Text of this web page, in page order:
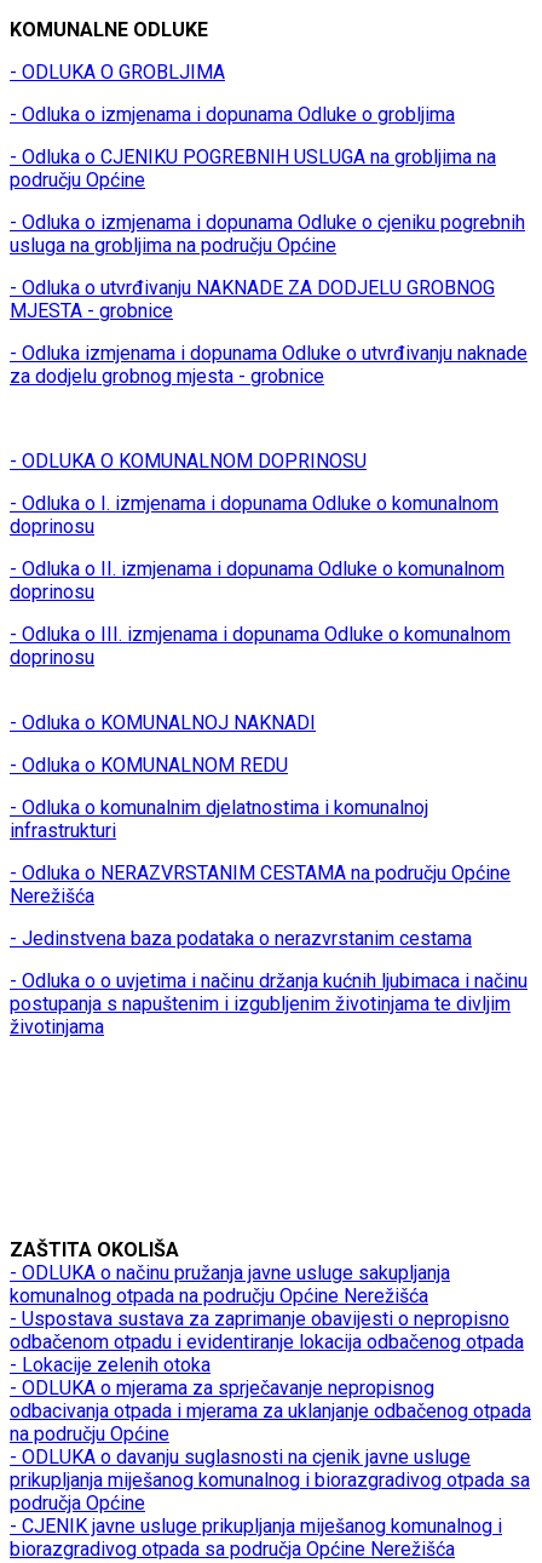
KOMUNALNE ODLUKE
- ODLUKA O GROBLJIMA
- Odluka o izmjenama i dopunama Odluke o grobljima
- Odluka o CJENIKU POGREBNIH USLUGA na grobljima na
području Općine
- Odluka o izmjenama i dopunama Odluke o cjeniku pogrebnih
usluga na grobljima na području Općine
- Odluka o utvrđivanju NAKNADE ZA DODJELU GROBNOG
MJESTA - grobnice
- Odluka izmjenama i dopunama Odluke o utvrđivanju naknade
za dodjelu grobnog mjesta - grobnice
- ODLUKA O KOMUNALNOM DOPRINOSU
- Odluka o I. izmjenama i dopunama Odluke o komunalnom
doprinosu
- Odluka o II. izmjenama i dopunama Odluke o komunalnom
doprinosu
- Odluka o III. izmjenama i dopunama Odluke o komunalnom
doprinosu
- Odluka o KOMUNALNOJ NAKNADI
- Odluka o KOMUNALNOM REDU
- Odluka o komunalnim djelatnostima i komunalnoj
infrastrukturi
- Odluka o NERAZVRSTANIM CESTAMA na području Općine
Nerežišća
- Jedinstvena baza podataka o nerazvrstanim cestama
- Odluka o o uvjetima i načinu držanja kućnih ljubimaca i načinu
postupanja s napuštenim i izgubljenim životinjama te divljim
životinjama
ZAŠTITA OKOLIŠA
- ODLUKA o načinu pružanja javne usluge sakupljanja
komunalnog otpada na području Općine Nerežišća
- Uspostava sustava za zaprimanje obavijesti o nepropisno
odbačenom otpadu i evidentiranje lokacija odbačenog otpada
- Lokacije zelenih otoka
- ODLUKA o mjerama za sprječavanje nepropisnog
odbacivanja otpada i mjerama za uklanjanje odbačenog otpada
na području Općine
- ODLUKA o davanju suglasnosti na cjenik javne usluge
prikupljanja miješanog komunalnog i biorazgradivog otpada sa
područja Općine
- CJENIK javne usluge prikupljanja miješanog komunalnog i
biorazgradivog otpada sa područja Općine Nerežišća